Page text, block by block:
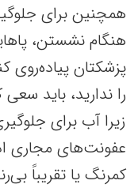
همچنین برای
هنگام نشستن،
پزشکتان پیاده‌روی
را ندارید، باید
زیرا آب برای
عفونت‌های مجاری
کمرنگ یا تقریباً